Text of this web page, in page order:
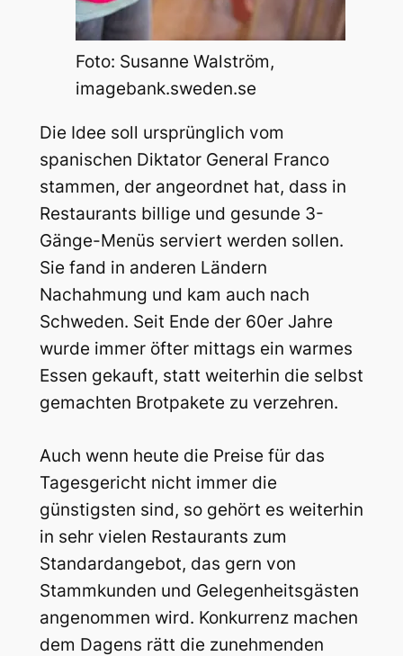
Foto: Susanne Walström,
imagebank.sweden.se
Die Idee soll ursprünglich vom
spanischen Diktator General Franco
stammen, der angeordnet hat, dass in
Restaurants billige und gesunde 3-
Gänge-Menüs serviert werden sollen.
Sie fand in anderen Ländern
Nachahmung und kam auch nach
Schweden. Seit Ende der 60er Jahre
wurde immer öfter mittags ein warmes
Essen gekauft, statt weiterhin die selbst
gemachten Brotpakete zu verzehren.
Auch wenn heute die Preise für das
Tagesgericht nicht immer die
günstigsten sind, so gehört es weiterhin
in sehr vielen Restaurants zum
Standardangebot, das gern von
Stammkunden und Gelegenheitsgästen
angenommen wird. Konkurrenz machen
dem Dagens rätt die zunehmenden